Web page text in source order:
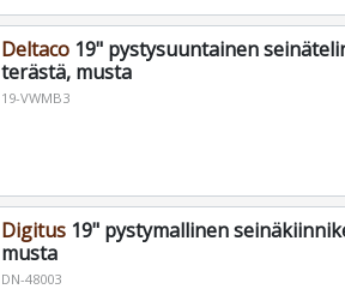
Deltaco19" pystysuuntainen
terästä, musta
19-VWMB3
Digitus19" pystymallinen
musta
DN-48003